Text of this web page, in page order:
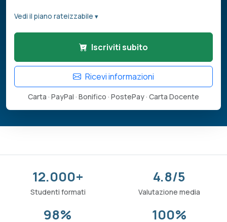
Vedi il piano rateizzabile ▾
Iscriviti subito
Ricevi informazioni
Carta · PayPal · Bonifico · PostePay · Carta Docente
12.000+
Studenti formati
4.8/5
Valutazione media
98% 100%